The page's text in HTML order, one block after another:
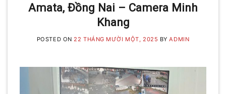
Amata, Đồng Nai – Camera Minh
Khang
POSTED ON 22 THÁNG MƯỜI MỘT, 2025 BYADMIN